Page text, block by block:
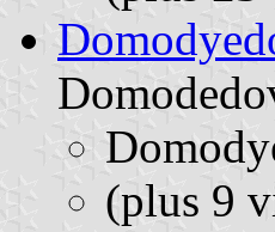
(plus 9